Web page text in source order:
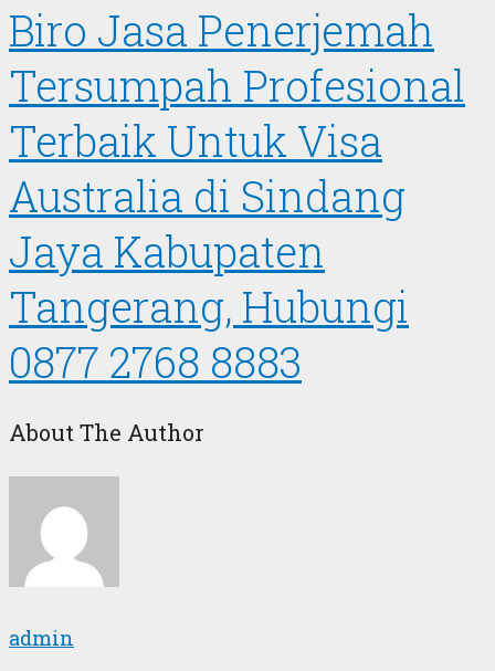
Biro Jasa Penerjemah
Tersumpah Profesional
Terbaik Untuk Visa
Australia di Sindang
Jaya Kabupaten
Tangerang, Hubungi
0877 2768 8883
About The Author
admin